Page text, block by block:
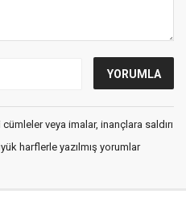
veya imalar, inançlara saldırı
harflerle yazılmış yorumlar